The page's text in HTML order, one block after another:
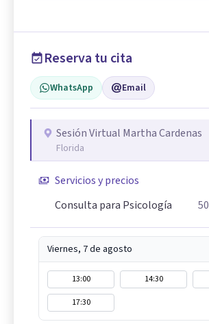
Reserva tu cita
WhatsApp Email
Sesión Virtual Martha Cardenas
Florida
Servicios y precios
Consulta para Psicología
50
Viernes, 7 de agosto
13:00 14:30
17:30